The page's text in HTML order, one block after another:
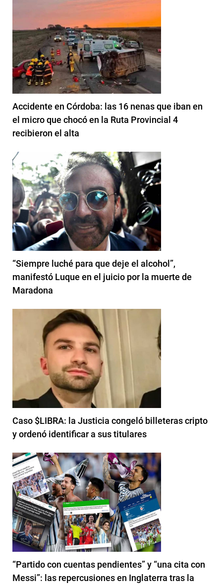
Accidente en Córdoba: las 16 nenas que iban en
el micro que chocó en la Ruta Provincial 4
recibieron el alta
“Siempre luché para que deje el alcohol”,
manifestó Luque en el juicio por la muerte de
Maradona
Caso $LIBRA: la Justicia congeló billeteras cripto
y ordenó identificar a sus titulares
“Partido con cuentas pendientes” y “una cita con
Messi”: las repercusiones en Inglaterra tras la